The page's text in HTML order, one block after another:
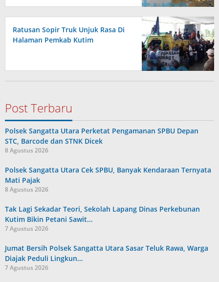
Ratusan Sopir Truk Unjuk Rasa Di
Halaman Pemkab Kutim
Post Terbaru
Polsek Sangatta Utara Perketat Pengamanan SPBU Depan
STC, Barcode dan STNK Dicek
8 Agustus 2026
Polsek Sangatta Utara Cek SPBU, Banyak Kendaraan Ternyata
Mati Pajak
8 Agustus 2026
Tak Lagi Sekadar Teori, Sekolah Lapang Dinas Perkebunan
Kutim Bikin Petani Sawit…
7 Agustus 2026
Jumat Bersih Polsek Sangatta Utara Sasar Teluk Rawa, Warga
Diajak Peduli Lingkun…
7 Agustus 2026